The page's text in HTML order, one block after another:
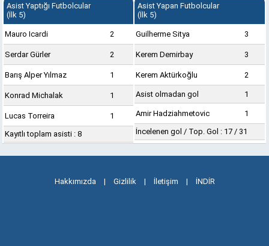
Asist Yaptığı Futbolcular
(İlk 5)
Mauro Icardi 2
Serdar Gürler 2
Barış Alper Yılmaz 1
Konrad Michalak 1
Lucas Torreira
1
Kayıtlı toplam asisti : 8
Asist Yapan Futbolcular
(İlk 5)
Guilherme Sitya 3
Kerem Demirbay 3
Kerem Aktürkoğlu 2
Asist olmadan gol 1
Amir Hadziahmetovic
1
İncelenen gol / Top. Gol : 17 / 31
Hakkımızda | Gizlilik | İletişim | İNDİR